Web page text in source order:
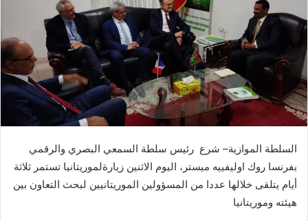
السلطة الموازية– شرع رئيس سلطة السمعي البصري والرقمي
بفرنسا روك اوليفييه ميستر، اليوم الاثنين زيارةلموريتانيا تستمر ثلاثة
أيام يتلقى خلالها عددا من المسؤولين الموريتانيين لبحث التعاون بين
هيئته وموريتانيا